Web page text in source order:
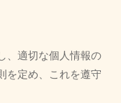
、適切な個人情報の
を定め、これを遵守